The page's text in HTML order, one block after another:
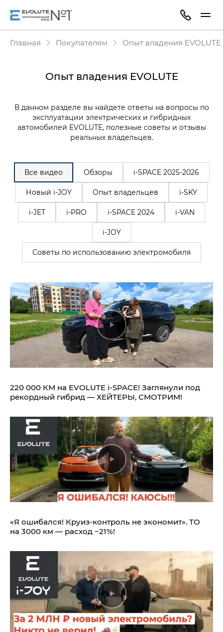
Главная Покупателям Опыт владения EVOLUTE
Опыт владения EVOLUTE
В данном разделе вы найдете ответы на вопросы по
эксплуатации электрических и гибридных
автомобилей EVOLUTE, полезные советы и отзывы
реальных владельцев.
Все видео Обзоры i‑SPACE 2025-2026
Новый i-JOY Опыт владельцев i-SKY
i-JET i-PRO i-SPACE 2024 i-VAN
i-JOY
Советы по использованию электромобиля
220 000 КМ на EVOLUTE i‑SPACE! Заглянули под
рекордный гибрид — ХЕЙТЕРЫ, СМОТРИМ!
«Я ошибался! Круиз-контроль не экономит». ТО
на 3000 км — расход −21%!